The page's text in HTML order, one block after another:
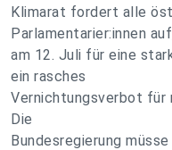
Klimarat fordert alle
Parlamentarier:innen
am 12. Juli für eine
ein rasches
Vernichtungsverbot für
Die
Bundesregierung